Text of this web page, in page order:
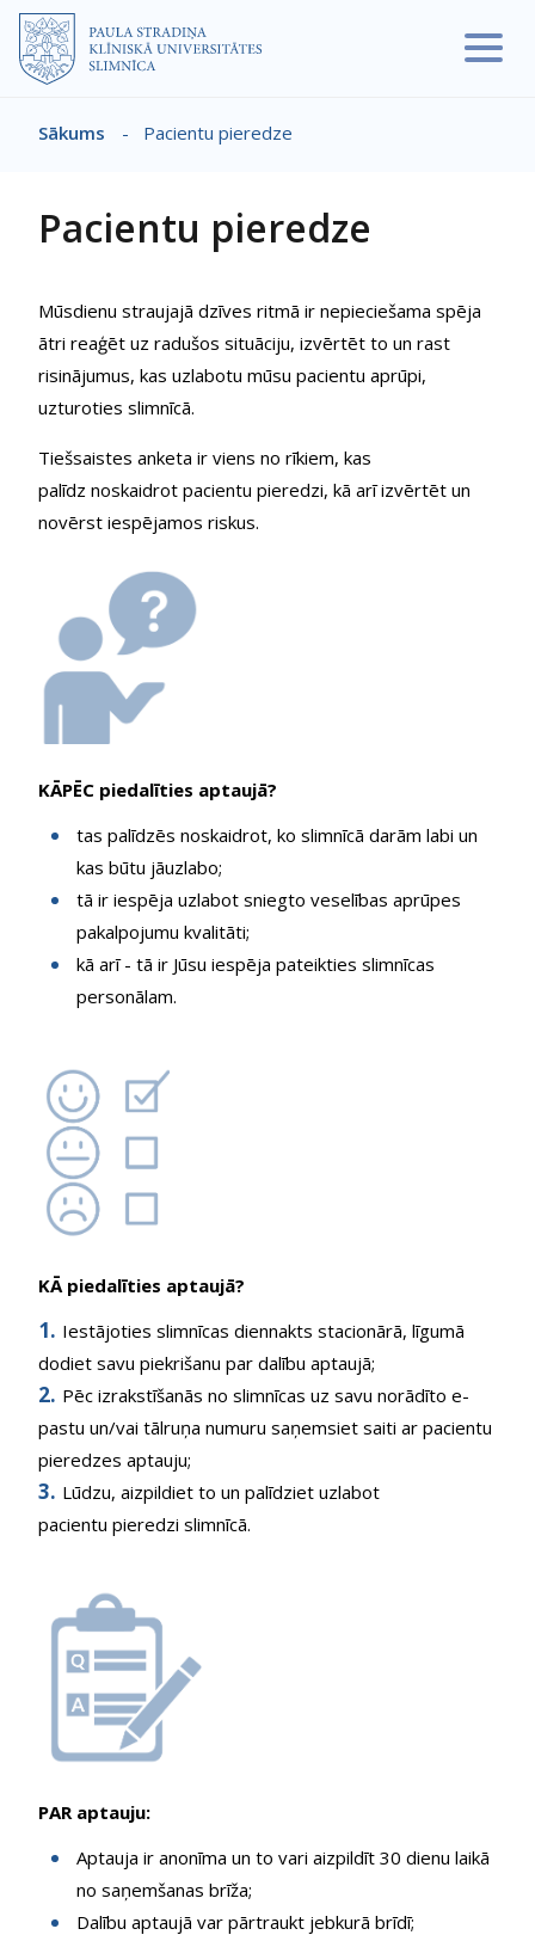
Pārlekt uz galveno saturu
Sākums - Pacientu pieredze
Pacientu pieredze
Mūsdienu straujajā dzīves ritmā ir nepieciešama spēja
ātri reaģēt uz radušos situāciju, izvērtēt to un rast
risinājumus, kas uzlabotu mūsu pacientu aprūpi,
uzturoties slimnīcā.
Tiešsaistes anketa ir viens no rīkiem, kas
palīdz noskaidrot pacientu pieredzi, kā arī izvērtēt un
novērst iespējamos riskus.
KĀPĒC piedalīties aptaujā?
tas palīdzēs noskaidrot, ko slimnīcā darām labi un
kas būtu jāuzlabo;
tā ir iespēja uzlabot sniegto veselības aprūpes
pakalpojumu kvalitāti;
kā arī - tā ir Jūsu iespēja pateikties slimnīcas
personālam.
KĀ piedalīties aptaujā?
Iestājoties slimnīcas diennakts stacionārā, līgumā
dodiet savu piekrišanu par dalību aptaujā;
Pēc izrakstīšanās no slimnīcas uz savu norādīto e-
pastu un/vai tālruņa numuru saņemsiet saiti ar pacientu
pieredzes aptauju;
Lūdzu, aizpildiet to un palīdziet uzlabot
pacientu pieredzi slimnīcā.
PAR aptauju:
Aptauja ir anonīma un to vari aizpildīt 30 dienu laikā
no saņemšanas brīža;
Dalību aptaujā var pārtraukt jebkurā brīdī;